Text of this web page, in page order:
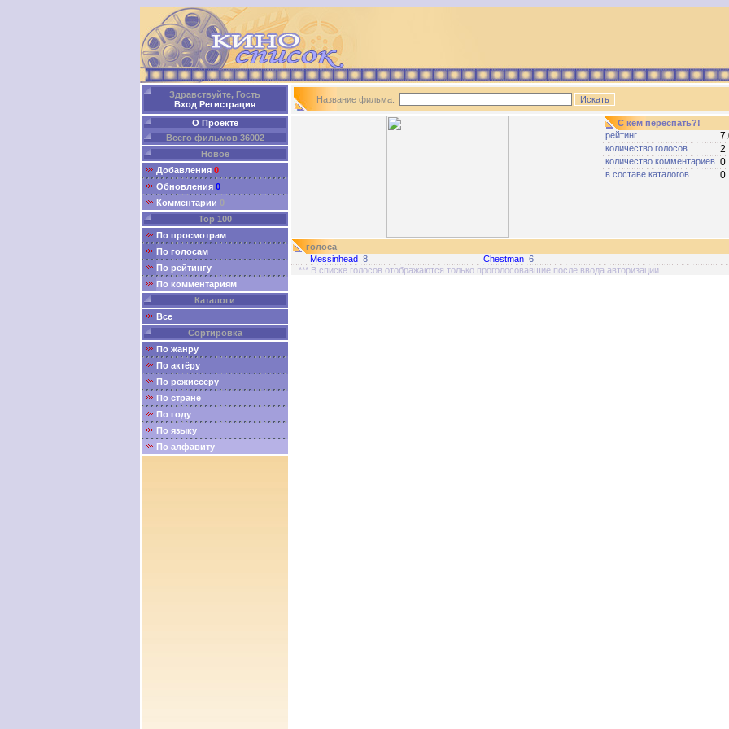
Здравствуйте, Гость
Вход Регистрация
О Проекте
Всего фильмов 36002
Новое
Добавления 0
Обновления 0
Комментарии 0
Top 100
По просмотрам
По голосам
По рейтингу
По комментариям
Каталоги
Все
Сортировка
По жанру
По актёру
По режиссеру
По стране
По году
По языку
По алфавиту
Название фильма:
С кем переспать?!
рейтинг
количество голосов 2
количество комментариев 0
в составе каталогов 0
голоса
Messinhead 8 Chestman 6
*** В списке голосов отображаются только проголосовавшие после ввода авторизации